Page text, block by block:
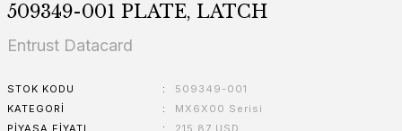
509349-001 PLATE, LATCH
Entrust Datacard
STOK KODU
509349-001
KATEGORI
MX6X00 Serisi
PIYASA FIYATI
215,87 USD